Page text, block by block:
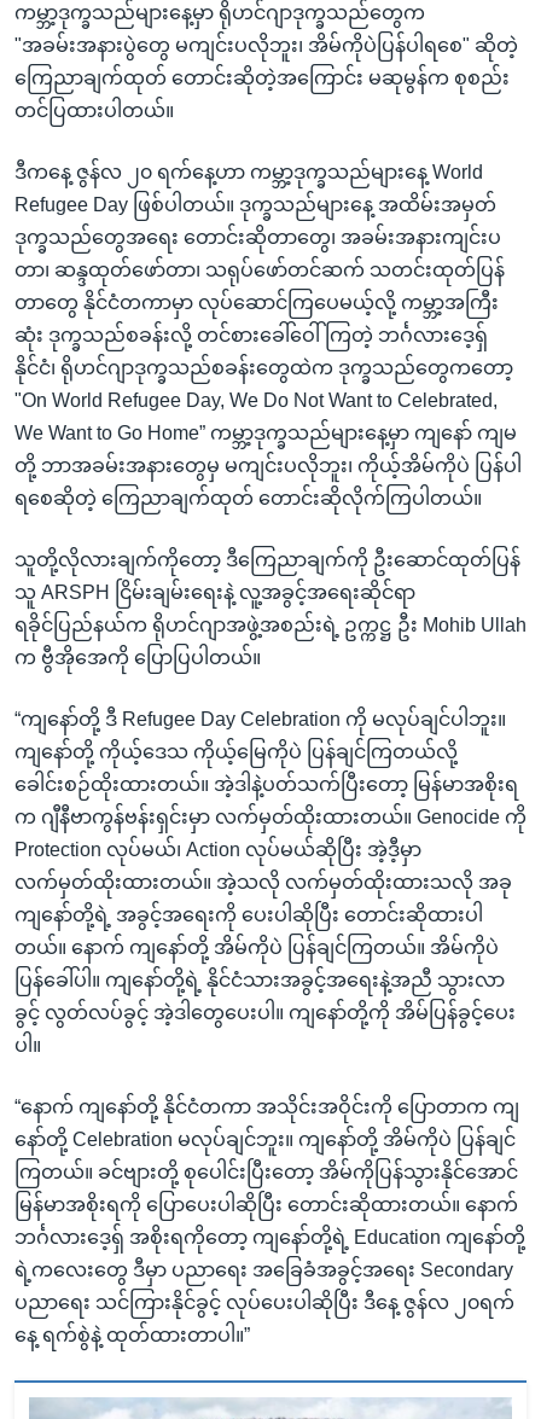
ကျော်
ကမ္ဘာ့ဒုက္ခသည်များနေ့မှာ ရိုဟင်ဂျာဒုက္ခသည်တွေက
"အခမ်းအနားပွဲတွေ မကျင်းပလိုဘူး၊ အိမ်ကိုပဲပြန်ပါရစေ" ဆိုတဲ့
ကြေညာချက်ထုတ် တောင်းဆိုတဲ့အကြောင်း မဆုမွန်က စုစည်း
တင်ပြထားပါတယ်။
ဒီကနေ့ ဇွန်လ ၂၀ ရက်နေ့ဟာ ကမ္ဘာ့ဒုက္ခသည်များနေ့ World
Refugee Day ဖြစ်ပါတယ်။ ဒုက္ခသည်များနေ့ အထိမ်းအမှတ်
ဒုက္ခသည်တွေအရေး တောင်းဆိုတာတွေ၊ အခမ်းအနားကျင်းပ
တာ၊ ဆန္ဒထုတ်ဖော်တာ၊ သရုပ်ဖော်တင်ဆက် သတင်းထုတ်ပြန်
တာတွေ နိုင်ငံတကာမှာ လုပ်ဆောင်ကြပေမယ့်လို့ ကမ္ဘာ့အကြီး
ဆုံး ဒုက္ခသည်စခန်းလို့ တင်စားခေါ်ဝေါ်ကြတဲ့ ဘင်္ဂလားဒေ့ရှ်
နိုင်ငံ၊ ရိုဟင်ဂျာဒုက္ခသည်စခန်းတွေထဲက ဒုက္ခသည်တွေကတော့
"On World Refugee Day, We Do Not Want to Celebrated,
We Want to Go Home” ကမ္ဘာ့ဒုက္ခသည်များနေ့မှာ ကျနော် ကျမ
တို့ ဘာအခမ်းအနားတွေမှ မကျင်းပလိုဘူး၊ ကိုယ့်အိမ်ကိုပဲ ပြန်ပါ
ရစေဆိုတဲ့ ကြေညာချက်ထုတ် တောင်းဆိုလိုက်ကြပါတယ်။
သူတို့လိုလားချက်ကိုတော့ ဒီကြေညာချက်ကို ဦးဆောင်ထုတ်ပြန်
သူ ARSPH ငြိမ်းချမ်းရေးနဲ့ လူ့အခွင့်အရေးဆိုင်ရာ
ရခိုင်ပြည်နယ်က ရိုဟင်ဂျာအဖွဲ့အစည်းရဲ့ ဥက္ကဋ္ဌ ဦး Mohib Ullah
က ဗွီအိုအေကို ပြောပြပါတယ်။
“ကျနော်တို့ ဒီ Refugee Day Celebration ကို မလုပ်ချင်ပါဘူး။
ကျနော်တို့ ကိုယ့်ဒေသ ကိုယ့်မြေကိုပဲ ပြန်ချင်ကြတယ်လို့
ခေါင်းစဉ်ထိုးထားတယ်။ အဲ့ဒါနဲ့ပတ်သက်ပြီးတော့ မြန်မာအစိုးရ
က ဂျီနီဗာကွန်ဗန်းရှင်းမှာ လက်မှတ်ထိုးထားတယ်။ Genocide ကို
Protection လုပ်မယ်၊ Action လုပ်မယ်ဆိုပြီး အဲ့ဒီ့မှာ
လက်မှတ်ထိုးထားတယ်။ အဲ့သလို လက်မှတ်ထိုးထားသလို အခု
ကျနော်တို့ရဲ့ အခွင့်အရေးကို ပေးပါဆိုပြီး တောင်းဆိုထားပါ
တယ်။ နောက် ကျနော်တို့ အိမ်ကိုပဲ ပြန်ချင်ကြတယ်။ အိမ်ကိုပဲ
ပြန်ခေါ်ပါ။ ကျနော်တို့ရဲ့ နိုင်ငံသားအခွင့်အရေးနဲ့အညီ သွားလာ
ခွင့် လွတ်လပ်ခွင့် အဲ့ဒါတွေပေးပါ။ ကျနော်တို့ကို အိမ်ပြန်ခွင့်ပေး
ပါ။
“နောက် ကျနော်တို့ နိုင်ငံတကာ အသိုင်းအဝိုင်းကို ပြောတာက ကျ
နော်တို့ Celebration မလုပ်ချင်ဘူး။ ကျနော်တို့ အိမ်ကိုပဲ ပြန်ချင်
ကြတယ်။ ခင်ဗျားတို့ စုပေါင်းပြီးတော့ အိမ်ကိုပြန်သွားနိုင်အောင်
မြန်မာအစိုးရကို ပြောပေးပါဆိုပြီး တောင်းဆိုထားတယ်။ နောက်
ဘင်္ဂလားဒေ့ရှ် အစိုးရကိုတော့ ကျနော်တို့ရဲ့ Education ကျနော်တို့
ရဲ့ကလေးတွေ ဒီမှာ ပညာရေး အခြေခံအခွင့်အရေး Secondary
ပညာရေး သင်ကြားနိုင်ခွင့် လုပ်ပေးပါဆိုပြီး ဒီနေ့ ဇွန်လ ၂၀ရက်
နေ့ ရက်စွဲနဲ့ ထုတ်ထားတာပါ။”